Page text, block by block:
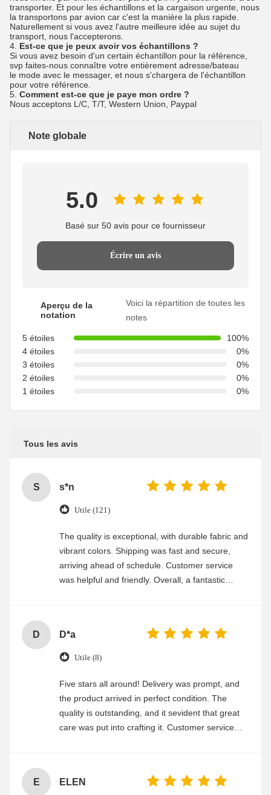
transporter. Et pour les échantillons et la cargaison urgente, nous
la transportons par avion car c'est la manière la plus rapide.
Naturellement si vous avez l'autre meilleure idée au sujet du
transport, nous l'accepterons.
4. Est-ce que je peux avoir vos échantillons ?
Si vous avez besoin d'un certain échantillon pour la référence,
svp faites-nous connaître votre entièrement adresse/bateau
le mode avec le messager, et nous s'chargera de l'échantillon
pour votre référence.
5. Comment est-ce que je paye mon ordre ?
Nous acceptons L/C, T/T, Western Union, Paypal
Note globale
5.0
Basé sur 50 avis pour ce fournisseur
Écrire un avis
Aperçu de la
notation
Voici la répartition de toutes les
notes
5 étoiles
100%
4 étoiles
0%
3 étoiles
0%
2 étoiles
0%
1 étoiles
0%
Tous les avis
S s*n
Utile (121)
The quality is exceptional, with durable fabric and
vibrant colors. Shipping was fast and secure,
arriving ahead of schedule. Customer service
was helpful and friendly. Overall, a fantastic
D D*a
Utile (8)
Five stars all around! Delivery was prompt, and
the product arrived in perfect condition. The
quality is outstanding, and it sevident that great
care was put into crafting it. Customer service
E ELEN